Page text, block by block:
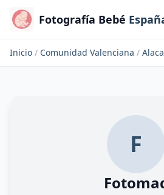
Fotografía Bebé
Inicio / Comunidad Valenciana /
F